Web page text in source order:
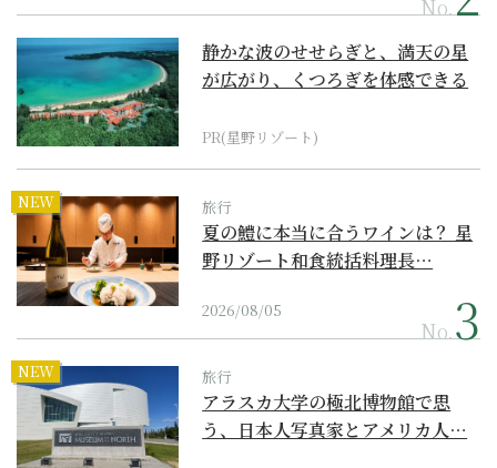
No.
静かな波のせせらぎと、満天の星
が広がり、くつろぎを体感できる
PR(星野リゾート)
NEW 旅行
夏の鱧に本当に合うワインは？ 星
野リゾート和食統括料理長…
2026/08/05
No.
NEW 旅行
アラスカ大学の極北博物館で思
う、日本人写真家とアメリカ人…